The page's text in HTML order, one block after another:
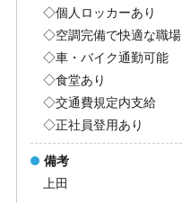
◇個人ロッカーあり
◇空調完備で快適な職場
◇車・バイク通勤可能
◇食堂あり
◇交通費規定内支給
◇正社員登用あり
備考
上田